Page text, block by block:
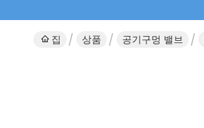
집 상품 공기구멍 밸브